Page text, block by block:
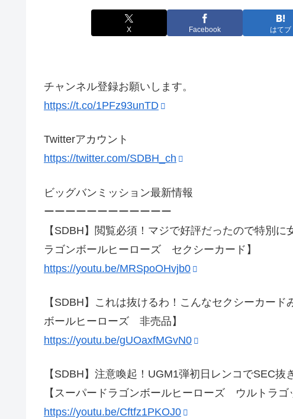
X Facebook はてブ
チャンネル登録お願いします。
https://t.co/1PFz93unTD
Twitterアカウント
https://twitter.com/SDBH_ch
ビッグバンミッション最新情報
ーーーーーーーーーーーー
【SDBH】閲覧必須！マジで好評だったので特別
ラゴンボールヒーローズ セクシーカード】
https://youtu.be/MRSpoOHvjb0
【SDBH】これは抜けるわ！こんなセクシーカー
ボールヒーローズ 非売品】
https://youtu.be/gUOaxfMGvN0
【SDBH】注意喚起！UGM1弾初日レンコでSEC
【スーパードラゴンボールヒーローズ ウルトラ
https://youtu.be/Cftfz1PKOJ0